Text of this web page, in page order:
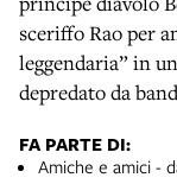
sceriffo Rao per
leggendaria” in
depredato da
FA PARTE DI:
Amiche e amici -